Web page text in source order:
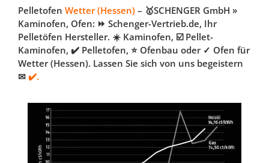
Pelletofen Wetter (Hessen) – 🥇SCHENGER GmbH »
Kaminofen, Ofen: ⏩ Schenger-Vertrieb.de, Ihr
Pelletöfen Hersteller. ☀️ Kaminofen, ☑️ Pellet-
Kaminofen, ✔️ Pelletofen, ⭐ Ofenbau oder ✓ Ofen für
Wetter (Hessen). Lassen Sie sich von uns begeistern
✉ ✔️.